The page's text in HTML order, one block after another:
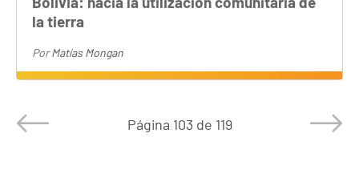
la tierra
PorMatías Mongan
Página 103 de 119